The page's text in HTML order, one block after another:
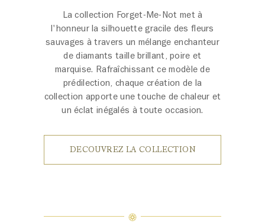
La collection Forget-Me-Not met à
l'honneur la silhouette gracile des fleurs
sauvages à travers un mélange enchanteur
de diamants taille brillant, poire et
marquise. Rafraîchissant ce modèle de
prédilection, chaque création de la
collection apporte une touche de chaleur et
un éclat inégalés à toute occasion.
DECOUVREZ LA COLLECTION